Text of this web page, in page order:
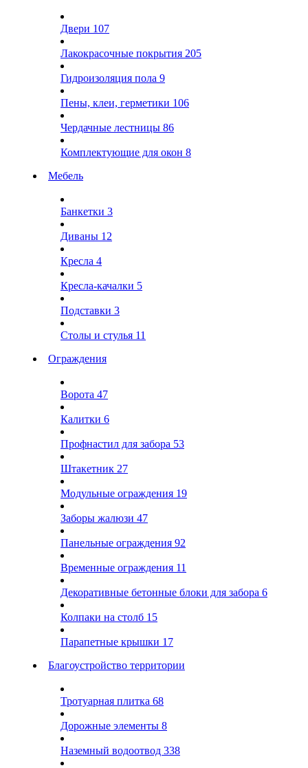
Двери 107
Лакокрасочные покрытия 205
Гидроизоляция пола 9
Пены, клеи, герметики 106
Чердачные лестницы 86
Комплектующие для окон 8
Мебель
Банкетки 3
Диваны 12
Кресла 4
Кресла-качалки 5
Подставки 3
Столы и стулья 11
Ограждения
Ворота 47
Калитки 6
Профнастил для забора 53
Штакетник 27
Модульные ограждения 19
Заборы жалюзи 47
Панельные ограждения 92
Временные ограждения 11
Декоративные бетонные блоки для забора 6
Колпаки на столб 15
Парапетные крышки 17
Благоустройство территории
Тротуарная плитка 68
Дорожные элементы 8
Наземный водоотвод 338